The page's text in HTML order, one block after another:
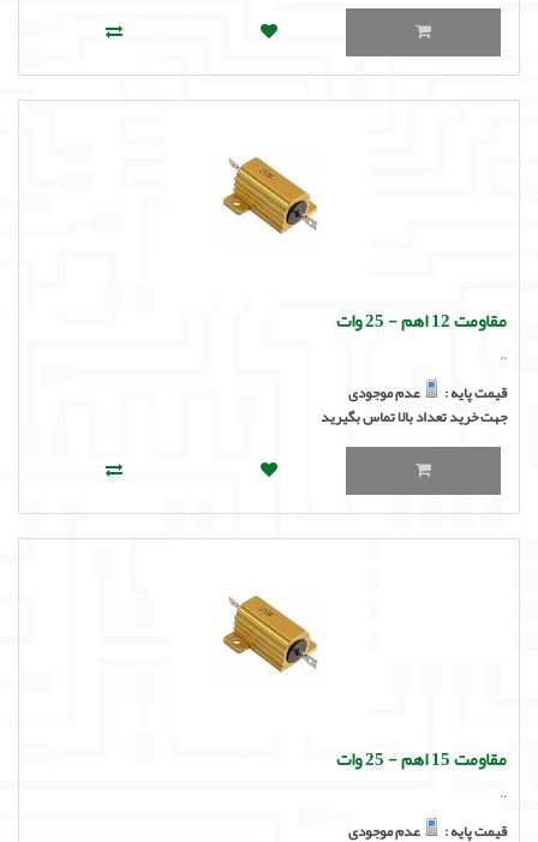
مقاومت 12 اهم - 25 وات
..
قیمت پایه :
عدم موجودی
جهت خرید تعداد بالا تماس بگیرید
مقاومت 15 اهم - 25 وات
..
قیمت پایه :
عدم موجودی